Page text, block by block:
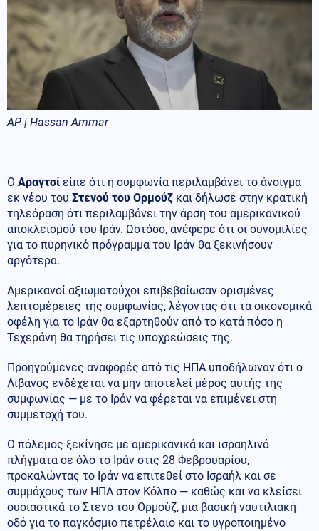
AP | Hassan Ammar
Ο Αραγτσί είπε ότι η συμφωνία περιλαμβάνει το άνοιγμα
εκ νέου του Στενού του Ορμούζ και δήλωσε στην κρατική
τηλεόραση ότι περιλαμβάνει την άρση του αμερικανικού
αποκλεισμού του Ιράν. Ωστόσο, ανέφερε ότι οι συνομιλίες
για το πυρηνικό πρόγραμμα του Ιράν θα ξεκινήσουν
αργότερα.
Αμερικανοί αξιωματούχοι επιβεβαίωσαν ορισμένες
λεπτομέρειες της συμφωνίας, λέγοντας ότι τα οικονομικά
οφέλη για το Ιράν θα εξαρτηθούν από το κατά πόσο η
Τεχεράνη θα τηρήσει τις υποχρεώσεις της.
Προηγούμενες αναφορές από τις ΗΠΑ υποδήλωναν ότι ο
Λίβανος ενδέχεται να μην αποτελεί μέρος αυτής της
συμφωνίας — με το Ιράν να φέρεται να επιμένει στη
συμμετοχή του.
Ο πόλεμος ξεκίνησε με αμερικανικά και ισραηλινά
πλήγματα σε όλο το Ιράν στις 28 Φεβρουαρίου,
προκαλώντας το Ιράν να επιτεθεί στο Ισραήλ και σε
συμμάχους των ΗΠΑ στον Κόλπο — καθώς και να κλείσει
ουσιαστικά το Στενό του Ορμούζ, μια βασική ναυτιλιακή
οδό για το παγκόσμιο πετρέλαιο και το υγροποιημένο